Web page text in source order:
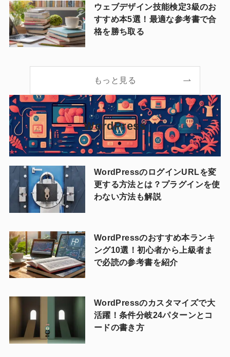
ウェブデザイン技能検定3級のお
すすめ本5選！最適な参考書で合
格を勝ち取る
もっと見る
WordPress
WordPressのログインURLを変
更する方法とは？プラグインを使
わない方法も解説
WordPressのおすすめ本ランキ
ング10選！初心者から上級者ま
で必読の参考書を紹介
WordPressのカスタマイズで大
活躍！条件分岐24パターンとコ
ードの書き方